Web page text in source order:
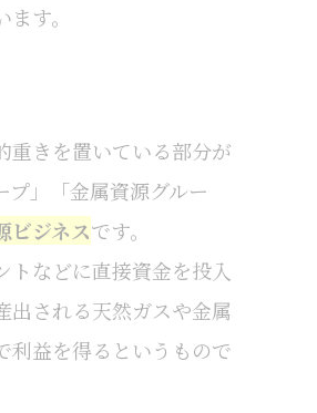
す。
重きを置いている部分が
プ」「金属資源グルー
ビジネスです。
トなどに直接資金を投入
出される天然ガスや金属
利益を得るというもので